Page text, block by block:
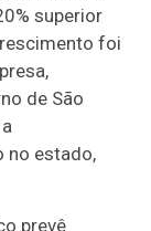
superior
foi
de São
no estado,
prevê